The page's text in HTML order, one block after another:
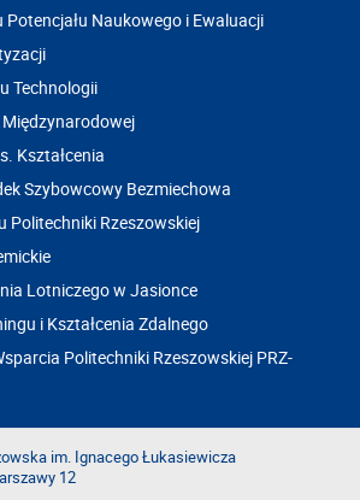
Potencjału Naukowego i Ewaluacji
Technologii
Międzynarodowej
Kształcenia
Szybowcowy Bezmiechowa
Politechniki Rzeszowskiej
Lotniczego w Jasionce
i Kształcenia Zdalnego
Politechniki Rzeszowskiej PRZ-
im. Ignacego Łukasiewicza
12